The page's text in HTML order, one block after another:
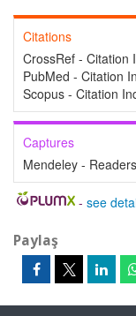
Citations
CrossRef - Citation
PubMed - Citation
Scopus - Citation
Captures
Mendeley -
- see
Paylaş